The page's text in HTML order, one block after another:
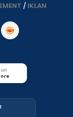
/ IKLAN
on